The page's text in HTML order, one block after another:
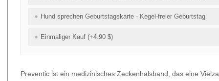
Hund sprechen Geburtstagskarte - Kegel-freier Geburtstag
Einmaliger Kauf (+4.90 $)
Preventic ist ein medizinisches Zeckenhalsband, das eine